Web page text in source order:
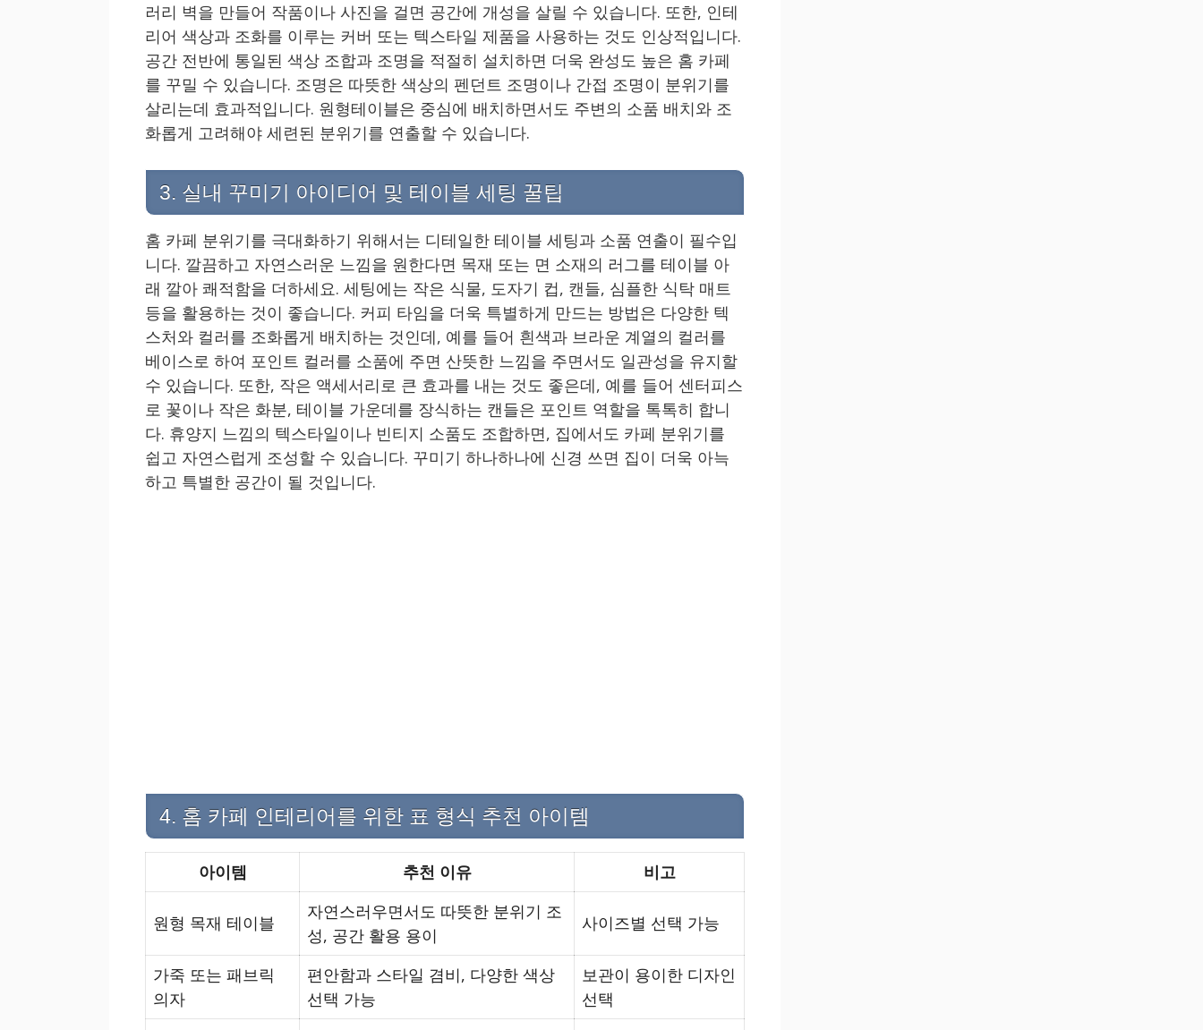
러리 벽을 만들어 작품이나 사진을 걸면 공간에 개성을 살릴 수 있습니다. 또한, 인테
리어 색상과 조화를 이루는 커버 또는 텍스타일 제품을 사용하는 것도 인상적입니다.
공간 전반에 통일된 색상 조합과 조명을 적절히 설치하면 더욱 완성도 높은 홈 카페
를 꾸밀 수 있습니다. 조명은 따뜻한 색상의 펜던트 조명이나 간접 조명이 분위기를
살리는데 효과적입니다. 원형테이블은 중심에 배치하면서도 주변의 소품 배치와 조
화롭게 고려해야 세련된 분위기를 연출할 수 있습니다.
3. 실내 꾸미기 아이디어 및 테이블 세팅 꿀팁
홈 카페 분위기를 극대화하기 위해서는 디테일한 테이블 세팅과 소품 연출이 필수입
니다. 깔끔하고 자연스러운 느낌을 원한다면 목재 또는 면 소재의 러그를 테이블 아
래 깔아 쾌적함을 더하세요. 세팅에는 작은 식물, 도자기 컵, 캔들, 심플한 식탁 매트
등을 활용하는 것이 좋습니다. 커피 타임을 더욱 특별하게 만드는 방법은 다양한 텍
스처와 컬러를 조화롭게 배치하는 것인데, 예를 들어 흰색과 브라운 계열의 컬러를
베이스로 하여 포인트 컬러를 소품에 주면 산뜻한 느낌을 주면서도 일관성을 유지할
수 있습니다. 또한, 작은 액세서리로 큰 효과를 내는 것도 좋은데, 예를 들어 센터피스
로 꽃이나 작은 화분, 테이블 가운데를 장식하는 캔들은 포인트 역할을 톡톡히 합니
다. 휴양지 느낌의 텍스타일이나 빈티지 소품도 조합하면, 집에서도 카페 분위기를
쉽고 자연스럽게 조성할 수 있습니다. 꾸미기 하나하나에 신경 쓰면 집이 더욱 아늑
하고 특별한 공간이 될 것입니다.
4. 홈 카페 인테리어를 위한 표 형식 추천 아이템
아이템 추천 이유 비고
원형 목재 테이블
자연스러우면서도 따뜻한 분위기 조
성, 공간 활용 용이
사이즈별 선택 가능
가죽 또는 패브릭
의자
편안함과 스타일 겸비, 다양한 색상
선택 가능
보관이 용이한 디자인
선택